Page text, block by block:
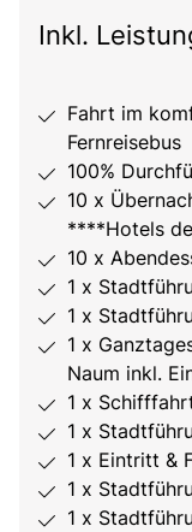
Inkl.
Fahrt im
Fernreisebus
100%
10 x
****Hotels
10 x
1 x
1 x
1 x
Naum inkl.
1 x
1 x
1 x Eintritt &
1 x
1 x